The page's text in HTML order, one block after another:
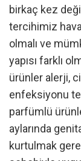
birkaç kez
tercihimiz
olmalı ve
yapısı farklı
ürünler alerji,
enfeksiyonu
parfümlü
aylarında
kurtulmak